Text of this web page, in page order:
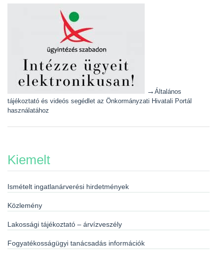
→ Általános
tájékoztató és videós segédlet az Önkormányzati Hivatali Portál
használatához
Kiemelt
Ismételt ingatlanárverési hirdetmények
Közlemény
Lakossági tájékoztató – árvízveszély
Fogyatékosságügyi tanácsadás információk